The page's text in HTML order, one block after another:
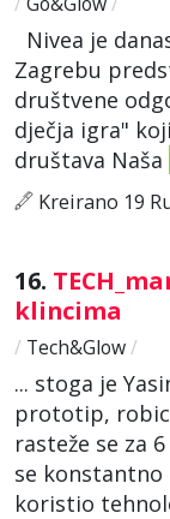
Nivea je
Zagrebu
društvene
dječja igra"
društava Naša
Kreirano 19
16.
klincima
/ Tech&Glow/
... stoga je
prototip,
rasteže se za
se
koristio